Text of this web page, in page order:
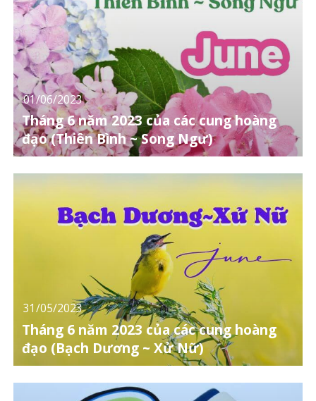
01/06/2023
Tháng 6 năm 2023 của các cung hoàng
đạo (Thiên Bình ~ Song Ngư)
31/05/2023
Tháng 6 năm 2023 của các cung hoàng
đạo (Bạch Dương ~ Xử Nữ)